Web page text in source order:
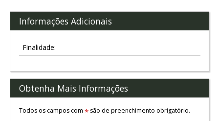
Informações Adicionais
Finalidade:
Obtenha Mais Informações
Todos os campos com *são de preenchimento obrigatório.